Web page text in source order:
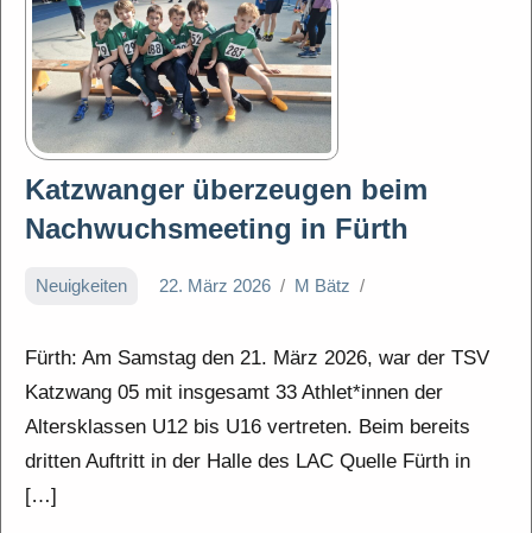
Katzwanger überzeugen beim
Nachwuchsmeeting in Fürth
Neuigkeiten 22. März 2026 M Bätz
Fürth: Am Samstag den 21. März 2026, war der TSV
Katzwang 05 mit insgesamt 33 Athlet*innen der
Altersklassen U12 bis U16 vertreten. Beim bereits
dritten Auftritt in der Halle des LAC Quelle Fürth in
[…]